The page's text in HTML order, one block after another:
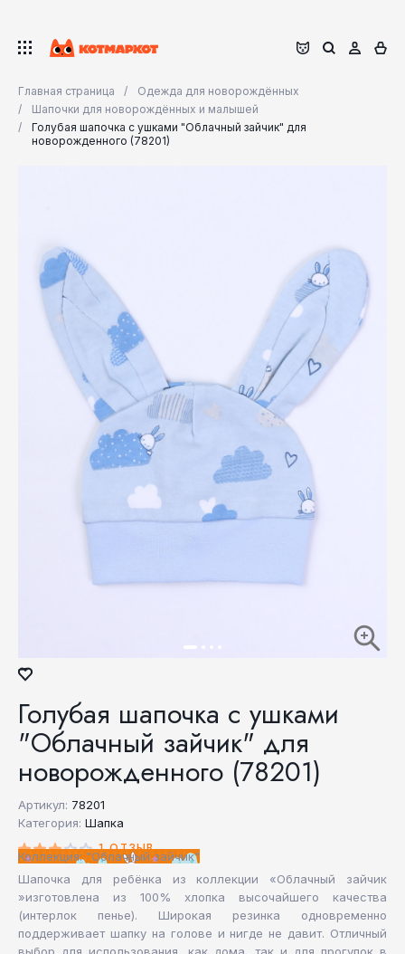
Главная страница
Одежда для новорождённых
Шапочки для новорождённых и малышей
Голубая шапочка с ушками "Облачный зайчик" для
новорожденного (78201)
Голубая шапочка с ушками
"Облачный зайчик" для
новорожденного (78201)
Артикул: 78201
Категория: Шапка
1 ОТЗЫВ
Коллекция: "Облачный зайчик"
Шапочка для ребёнка из коллекции «Облачный зайчик
»изготовлена из 100% хлопка высочайшего качества
(интерлок пенье). Широкая резинка одновременно
поддерживает шапку на голове и нигде не давит. Отличный